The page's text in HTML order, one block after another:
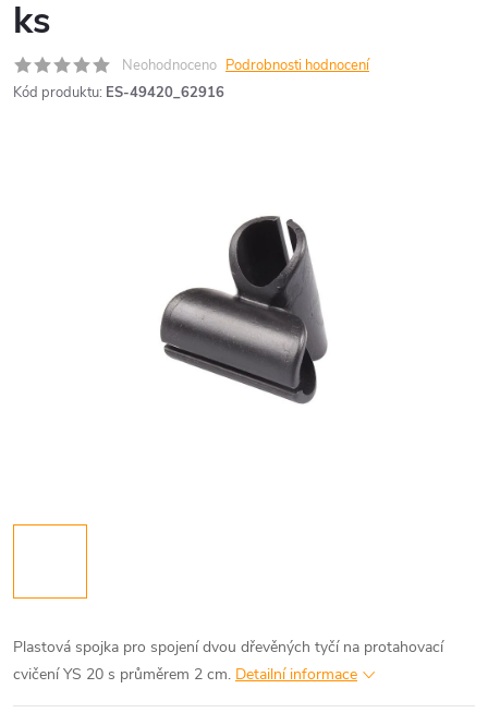
ks
Neohodnoceno Podrobnosti hodnocení
Kód produktu: ES-49420_62916
Plastová spojka pro spojení dvou dřevěných tyčí na protahovací
cvičení YS 20 s průměrem 2 cm. Detailní informace